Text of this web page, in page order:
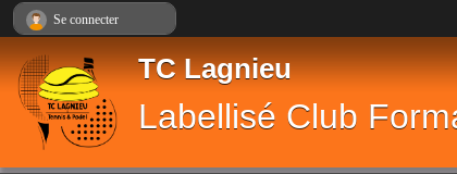
TC Lagnieu
Labellisé Club
Se connecter
Panneau de gestion des cookies